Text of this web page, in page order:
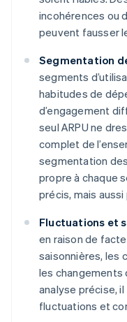
incohérences ou
peuvent fausser
Segmentation
segments
habitudes de
d’engagement
seul ARPU ne
complet de
segmentation des
propre à chaque
précis, mais
Fluctuations et
en raison de
saisonnières, les
les changements
analyse précise,
fluctuations et